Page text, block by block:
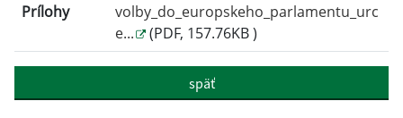
Prílohy
volby_do_europskeho_parlamentu_urc
e...
(PDF, 157.76KB )
späť